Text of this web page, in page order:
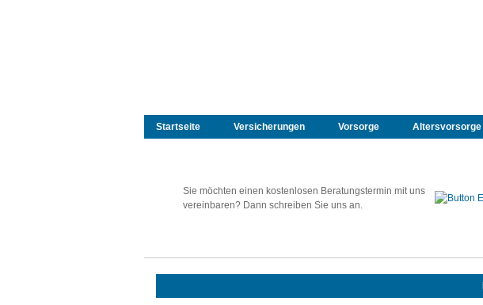
Startseite Versicherungen Vorsorge Altersvorsorge
Sie möchten einen kostenlosen Beratungstermin mit uns
vereinbaren? Dann schreiben Sie uns an.